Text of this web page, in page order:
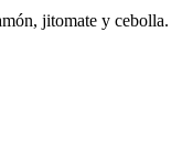
jitomate y cebolla.